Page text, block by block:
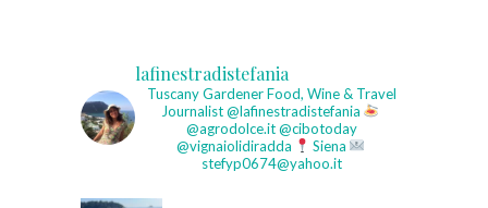
lafinestradistefania
Tuscany GardenerFood, Wine & Travel
Journalist@lafinestradistefania
@agrodolce.it @cibotoday
@vignaiolidiradda
Siena
stefyp0674@yahoo.it